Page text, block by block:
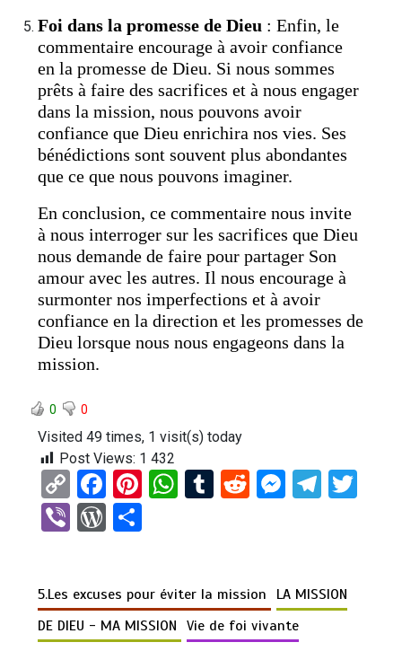
Foi dans la promesse de Dieu : Enfin, le
commentaire encourage à avoir confiance
en la promesse de Dieu. Si nous sommes
prêts à faire des sacrifices et à nous engager
dans la mission, nous pouvons avoir
confiance que Dieu enrichira nos vies. Ses
bénédictions sont souvent plus abondantes
que ce que nous pouvons imaginer.
En conclusion, ce commentaire nous invite
à nous interroger sur les sacrifices que Dieu
nous demande de faire pour partager Son
amour avec les autres. Il nous encourage à
surmonter nos imperfections et à avoir
confiance en la direction et les promesses de
Dieu lorsque nous nous engageons dans la
mission.
0 0
Visited 49 times, 1 visit(s) today
Post Views: 1 432
C
o
py
n
k
F
a
ce
o
o
Pi
t
W
A
p
T
r
R
t
M
g
er
T
a
Vi W
Pr
es
g
er
5.Les excuses pour éviter la mission
LA MISSION
DE DIEU - MA MISSION
Vie de foi vivante